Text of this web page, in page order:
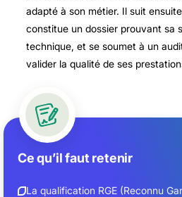
adapté à son métier. Il suit
constitue un dossier prouvant sa
technique, et se soumet à un
valider la qualité de ses
Ce qu’il faut retenir
La qualification RGE (Reconnu